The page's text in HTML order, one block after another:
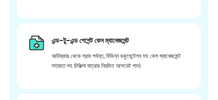
এন্ড-টু-এন্ড পেশেন্ট কেস ম্যানেজমেন্ট
আবিষ্কার থেকে স্রাব পর্যন্ত, বিভিন্ন ডকুমেন্টেশন সহ কেস ম্যানেজমেন্ট
সহায়তা সহ চিকিত্সা যাত্রার নিয়মিত আপডেট পান।